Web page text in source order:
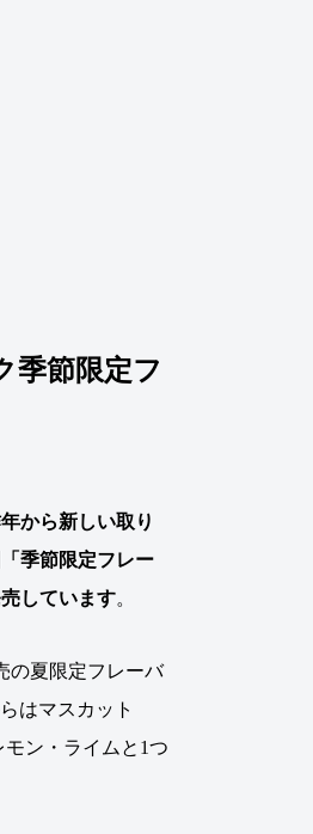
季節限定フ
から新しい取り
季節限定フレー
しています。
の夏限定フレーバ
はマスカット
モン・ライムと1つ